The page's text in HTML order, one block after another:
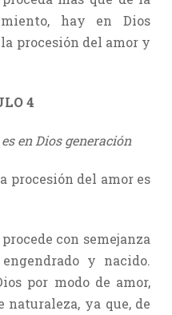
hay en Dios
procesión del amor y
4
en Dios generación
procesión del amor es
con semejanza
y nacido.
por modo de amor,
naturaleza, ya que, de